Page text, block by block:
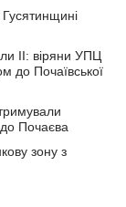
ІІ: віряни УПЦ
до Почаївської
Почаєва
зону з